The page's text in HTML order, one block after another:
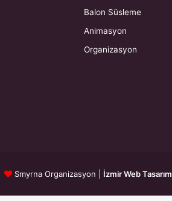
Balon Süsleme
Animasyon
Organizasyon
Smyrna Organizasyon İzmir Web Tasarım